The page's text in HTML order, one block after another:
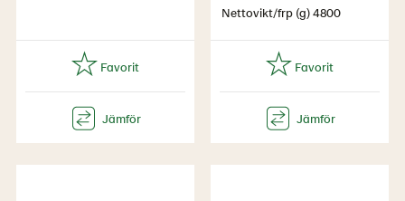
Nettovikt/frp (g) 4800